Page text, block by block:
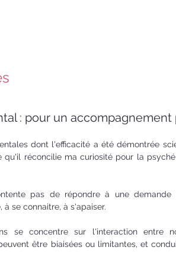
: pour un accompagnement
dont l'efficacité a été démontrée
réconcilie ma curiosité pour la
pas de répondre à une demande
se connaitre, à s'apaiser.
se concentre sur l'interaction entre
être biaisées ou limitantes, et